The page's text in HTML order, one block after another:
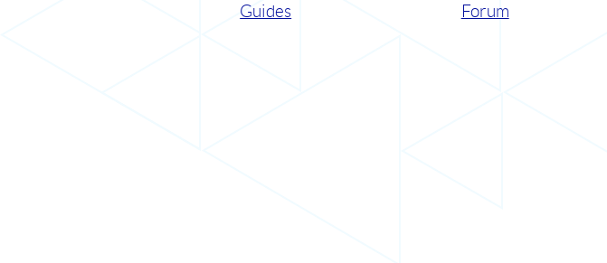
Guides Forum